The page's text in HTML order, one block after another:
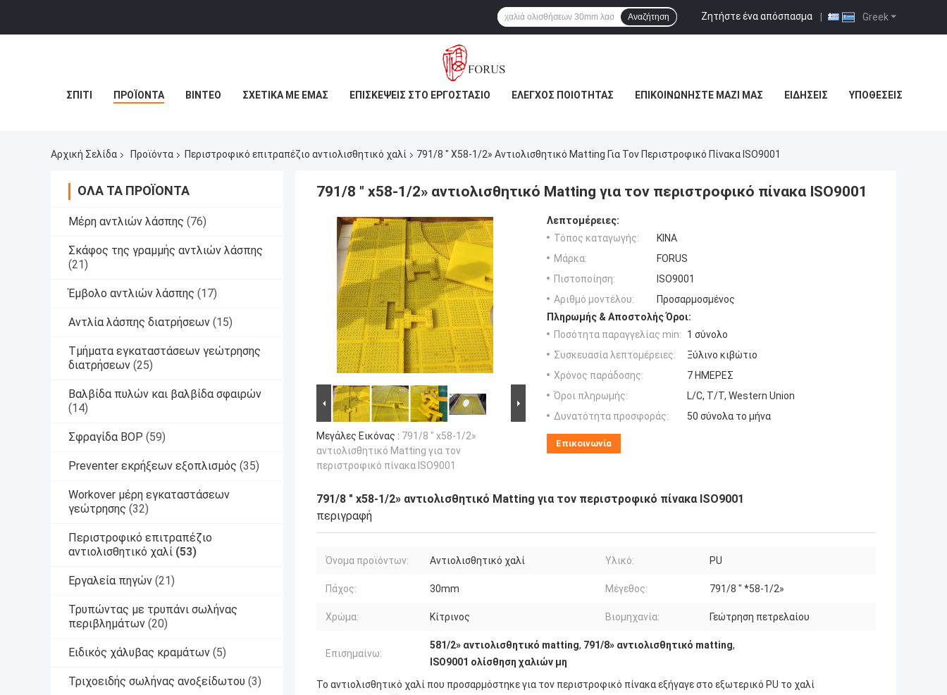
Greek
Ζητήστε ένα απόσπασμα |
Αναζήτηση
ΣΠΊΤΙ ΠΡΟΪΌΝΤΑ ΒΊΝΤΕΟ ΣΧΕΤΙΚΆ ΜΕ ΕΜΆΣ ΕΠΙΣΚΈΨΕΙΣ ΣΤΟ ΕΡΓΟΣΤΆΣΙΟ ΈΛΕΓΧΟΣ ΠΟΙΌΤΗΤΑΣ ΕΠΙΚΟΙΝΩΝΉΣΤΕ ΜΑΖΊ ΜΑΣ ΕΙΔΉΣΕΙΣ ΥΠΟΘΈΣΕΙΣ
Αρχική Σελίδα Προϊόντα Περιστροφικό επιτραπέζιο αντιολισθητικό χαλί 791/8 " X58-1/2» Αντιολισθητικό Matting Για Τον Περιστροφικό Πίνακα ISO9001
ΌΛΑ ΤΑ ΠΡΟΪΌΝΤΑ
Μέρη αντλιών λάσπης (76)
Σκάφος της γραμμής αντλιών λάσπης
(21)
Έμβολο αντλιών λάσπης (17)
Αντλία λάσπης διατρήσεων (15)
Τμήματα εγκαταστάσεων γεώτρησης
διατρήσεων (25)
Βαλβίδα πυλών και βαλβίδα σφαιρών
(14)
Σφραγίδα BOP (59)
Preventer εκρήξεων εξοπλισμός (35)
Workover μέρη εγκαταστάσεων
γεώτρησης (32)
Περιστροφικό επιτραπέζιο
αντιολισθητικό χαλί (53)
Εργαλεία πηγών (21)
Τρυπώντας με τρυπάνι σωλήνας
περιβλημάτων (20)
Ειδικός χάλυβας κραμάτων (5)
Τριχοειδής σωλήνας ανοξείδωτου (3)
791/8 " x58-1/2» αντιολισθητικό Matting για τον περιστροφικό πίνακα ISO9001
Μεγάλες Εικόνας : 791/8 " x58-1/2»
αντιολισθητικό Matting για τον
περιστροφικό πίνακα ISO9001
Λεπτομέρειες:
Τόπος καταγωγής:
ΚΙΝΑ
Μάρκα:
FORUS
Πιστοποίηση:
ISO9001
Αριθμό μοντέλου:
Προσαρμοσμένος
Πληρωμής & Αποστολής Όροι:
Ποσότητα παραγγελίας min:
1 σύνολο
Συσκευασία λεπτομέρειες:
Ξύλινο κιβώτιο
Χρόνος παράδοσης:
7 ΗΜΕΡΕΣ
Όροι πληρωμής:
L/C, T/T, Western Union
Δυνατότητα προσφοράς:
50 σύνολα το μήνα
Επικοινωνία
791/8 " x58-1/2» αντιολισθητικό Matting για τον περιστροφικό πίνακα ISO9001
περιγραφή
Όνομα προϊόντων: Αντιολισθητικό χαλί Υλικό: PU
Πάχος: 30mm Μέγεθος: 791/8 " *58-1/2»
Χρώμα: Κίτρινος Βιομηχανία: Γεώτρηση πετρελαίου
Επισημαίνω:
581/2» αντιολισθητικό matting, 791/8» αντιολισθητικό matting,
ISO9001 ολίσθηση χαλιών μη
Το αντιολισθητικό χαλί που προσαρμόστηκε για τον περιστροφικό πίνακα εξήγαγε στο εξωτερικό PU το χαλί